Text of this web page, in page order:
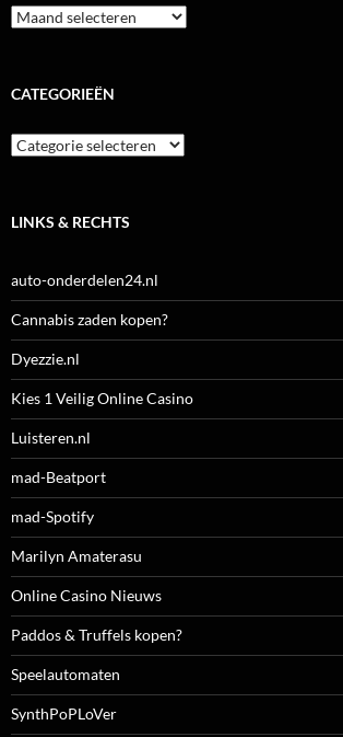
Archieven
CATEGORIEËN
Categorieën
LINKS & RECHTS
auto-onderdelen24.nl
Cannabis zaden kopen?
Dyezzie.nl
Kies 1 Veilig Online Casino
Luisteren.nl
mad-Beatport
mad-Spotify
Marilyn Amaterasu
Online Casino Nieuws
Paddos & Truffels kopen?
Speelautomaten
SynthPoPLoVer